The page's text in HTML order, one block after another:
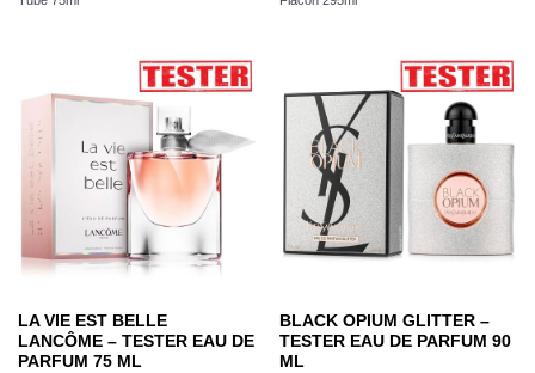
LA VIE EST BELLE
LANCÔME – TESTER EAU DE
PARFUM 75 ML
BLACK OPIUM GLITTER –
TESTER EAU DE PARFUM 90
ML